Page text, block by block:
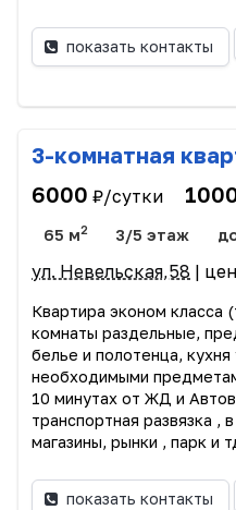
показать контакты
3-комнатная
6000 ₽/сутки
65 м2 3/5 этаж
ул. Невельская,58 |
Квартира эконом класса
комнаты раздельные,
белье и полотенца,
необходимыми
10 минутах от ЖД и
транспортная развязка ,
магазины, рынки , парк и
показать контакты